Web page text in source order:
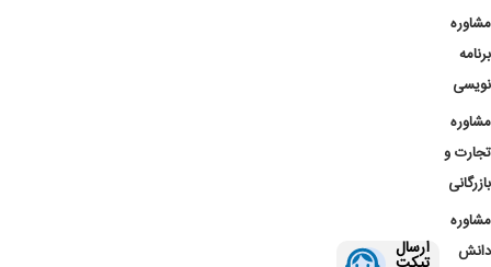
مشاوره
برنامه
نویسی
مشاوره
تجارت و
بازرگانی
مشاوره
دانش
ارسال